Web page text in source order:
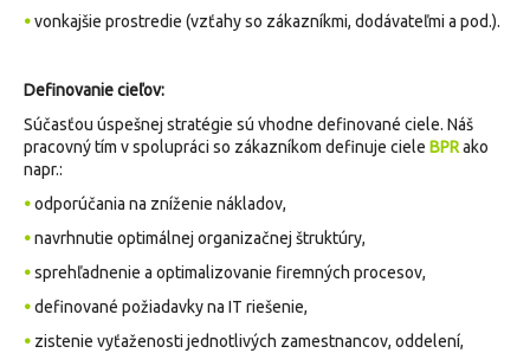
•vonkajšie prostredie (vzťahy so zákazníkmi, dodávateľmi a pod.).
Definovanie cieľov:
Súčasťou úspešnej stratégie sú vhodne definované ciele. Náš
pracovný tím v spolupráci so zákazníkom definuje ciele BPRako
napr.:
•odporúčania na zníženie nákladov,
•navrhnutie optimálnej organizačnej štruktúry,
•sprehľadnenie a optimalizovanie firemných procesov,
•definované požiadavky na IT riešenie,
• zistenie vyťaženosti jednotlivých zamestnancov, oddelení,